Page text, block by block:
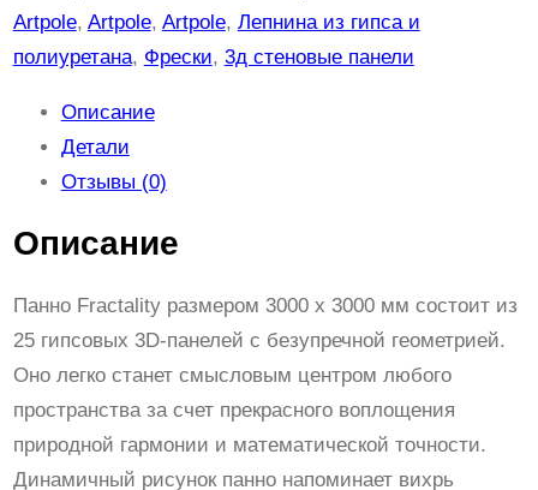
в
о
р
F
R
A
C
T
A
Artpole, Artpole, Artpole, Лепнина из гипса и
полиуретана, Фрески, 3д стеновые панели
Описание
Детали
Отзывы (0)
Описание
Панно Fractality размером 3000 х 3000 мм состоит из
25 гипсовых 3D-панелей с безупречной геометрией.
Оно легко станет смысловым центром любого
пространства за счет прекрасного воплощения
природной гармонии и математической точности.
Динамичный рисунок панно напоминает вихрь